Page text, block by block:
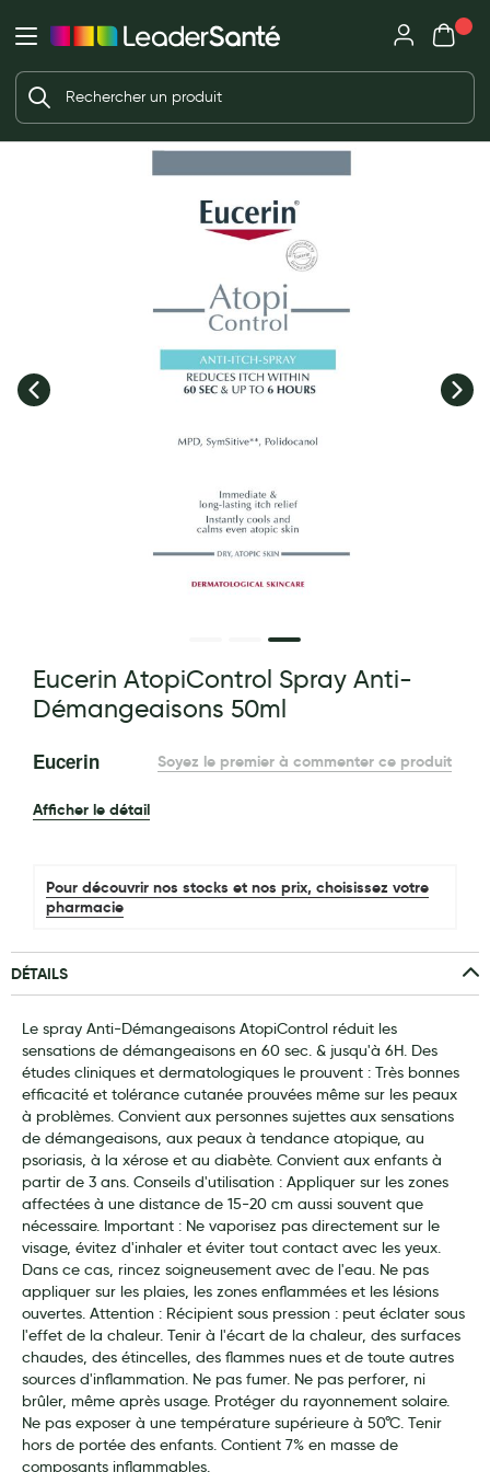
Ma Pharmacie LeaderSanté
Ouvrir l'application
Ouvrir
Mot de passe oublié ?
Mon
Votre panier est vide
Beauté et soin
Soins des pieds
Crème solaire - Visage et corps
Accessoires, coutellerie, brosserie
Bouillottes
Parfums et bougies d'ambiance
Mon bébé
Couches
Biberons et tétines
Toilette du bébé
Accessoires bébé
Alimentation
Soins enfant
Soins maman
Tisanes allaitement et compléments alimentaires
Accessoires maternité
Gammes spécifiques tisanes allaitement et compléments
maternité
Nature
Eucerin AtopiControl Spray Anti-
Démangeaisons 50ml
Eucerin Soyez le premier à commenter ce produit
Afficher le détail
Pour découvrir nos stocks et nos prix, choisissez votre
pharmacie
DÉTAILS
Le spray Anti-Démangeaisons AtopiControl réduit les
sensations de démangeaisons en 60 sec. & jusqu'à 6H. Des
études cliniques et dermatologiques le prouvent : Très bonnes
efficacité et tolérance cutanée prouvées même sur les peaux
à problèmes. Convient aux personnes sujettes aux sensations
de démangeaisons, aux peaux à tendance atopique, au
psoriasis, à la xérose et au diabète. Convient aux enfants à
partir de 3 ans. Conseils d'utilisation : Appliquer sur les zones
affectées à une distance de 15-20 cm aussi souvent que
nécessaire. Important : Ne vaporisez pas directement sur le
visage, évitez d'inhaler et éviter tout contact avec les yeux.
Dans ce cas, rincez soigneusement avec de l'eau. Ne pas
appliquer sur les plaies, les zones enflammées et les lésions
ouvertes. Attention : Récipient sous pression : peut éclater sous
l'effet de la chaleur. Tenir à l'écart de la chaleur, des surfaces
chaudes, des étincelles, des flammes nues et de toute autres
sources d'inflammation. Ne pas fumer. Ne pas perforer, ni
brûler, même après usage. Protéger du rayonnement solaire.
Ne pas exposer à une température supérieure à 50°C. Tenir
hors de portée des enfants. Contient 7% en masse de
composants inflammables.